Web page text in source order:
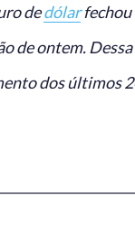
dedólar
de ontem.
dos últimos